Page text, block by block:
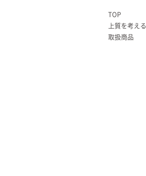
TOP
上質を考える
取扱商品